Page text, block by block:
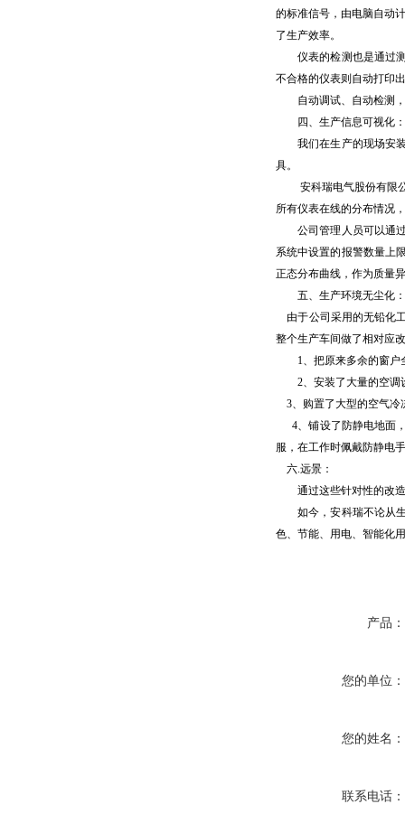
的标准信号，由电脑自动
了生产效率。
仪表的检测也是通过测
不合格的仪表则自动打印
自动调试、自动检测，
四、生产信息可视化：
我们在生产的现场安装
具。
安科瑞电气股份有限公
所有仪表在线的分布情况
公司管理人员可以通过
系统中设置的报警数量上
正态分布曲线，作为质量
五、生产环境无尘化：
由于公司采用的无铅化
整个生产车间做了相对应
1、把原来多余的窗户
2、安装了大量的空调
3、购置了大型的空气冷
4、铺设了防静电地面，
服，在工作时佩戴防静电
六.远景：
通过这些针对性的改造
如今，安科瑞不论从生
色、节能、用电、智能化
产品：
您的单位：
您的姓名：
联系电话：